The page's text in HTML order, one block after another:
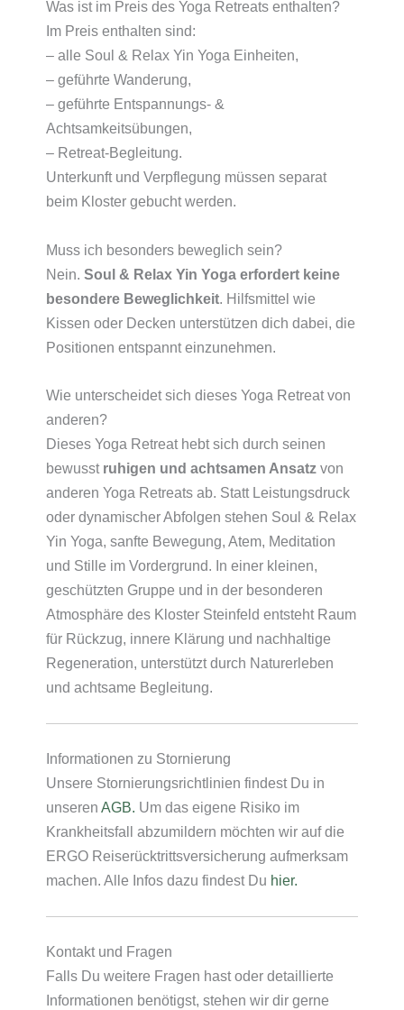
Was ist im Preis des Yoga Retreats enthalten?
Im Preis enthalten sind:
– alle Soul & Relax Yin Yoga Einheiten,
– geführte Wanderung,
– geführte Entspannungs- &
Achtsamkeitsübungen,
– Retreat-Begleitung.
Unterkunft und Verpflegung müssen separat
beim Kloster gebucht werden.
Muss ich besonders beweglich sein?
Nein. Soul & Relax Yin Yoga erfordert keine
besondere Beweglichkeit. Hilfsmittel wie
Kissen oder Decken unterstützen dich dabei, die
Positionen entspannt einzunehmen.
Wie unterscheidet sich dieses Yoga Retreat von
anderen?
Dieses Yoga Retreat hebt sich durch seinen
bewusst ruhigen und achtsamen Ansatz von
anderen Yoga Retreats ab. Statt Leistungsdruck
oder dynamischer Abfolgen stehen Soul & Relax
Yin Yoga, sanfte Bewegung, Atem, Meditation
und Stille im Vordergrund. In einer kleinen,
geschützten Gruppe und in der besonderen
Atmosphäre des Kloster Steinfeld entsteht Raum
für Rückzug, innere Klärung und nachhaltige
Regeneration, unterstützt durch Naturerleben
und achtsame Begleitung.
Informationen zu Stornierung
Unsere Stornierungsrichtlinien findest Du in
unseren AGB. Um das eigene Risiko im
Krankheitsfall abzumildern möchten wir auf die
ERGO Reiserücktrittsversicherung aufmerksam
machen. Alle Infos dazu findest Du hier.
Kontakt und Fragen
Falls Du weitere Fragen hast oder detaillierte
Informationen benötigst, stehen wir dir gerne